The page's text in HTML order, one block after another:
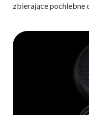
zbierające pochlebne